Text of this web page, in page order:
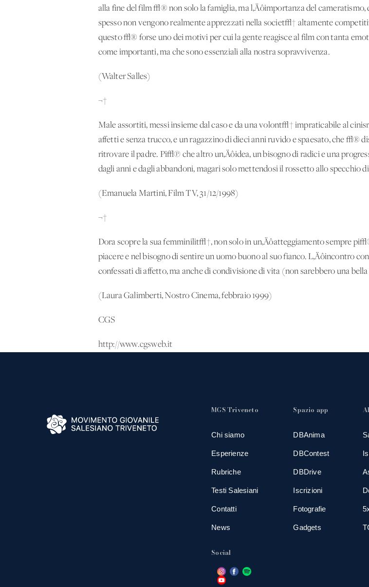
alla fine del film √® non solo la famiglia, ma l‚Äôimportanza del
spesso non vengono realmente apprezzati nella societ√† altamente
questo √® forse uno dei motivi per cui la gente reagisce al film con tanta
come importanti, ma che sono essenziali alla nostra sopravvivenza.
(Walter Salles)
¬†
Male assortiti, messi insieme dal caso e da una volont√† impraticabile al
affetti e senza trucco, e un ragazzino di dieci anni ruvido e spaesato, che √®
ritrovare il padre. Pi√π che altro un‚Äôidea, un bisogno di radici e una
dagli anni e dagli abbandoni, magari solo mettendosi il rossetto allo specchio
(Emanuela Martini, Film TV, 31/12/1998)
¬†
Dora scopre la sua femminilit√†, non solo in un‚Äôatteggiamento sempre
piacere e nel bisogno di sentire un uomo buono al suo fianco. L‚Äôincontro
confessati di affetto, ma anche di condivisione di vita (non sarebbero una
(Laura Galimberti, Nostro Cinema, febbraio 1999)
CGS
http://www.cgsweb.it
MGS Triveneto
Chi siamo
Esperienze
Rubriche
Testi Salesiani
Contatti
News
Social
Spazio app
DBAnima
DBContest
DBDrive
Iscrizioni
Fotografie
Gadgets